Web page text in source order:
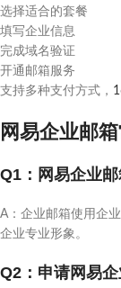
选择适合的套餐
填写企业信息
完成域名验证
开通邮箱服务
支持多种支付方式，
网易企业邮
Q1：网易企业
A：企业邮箱使用企
企业专业形象。
Q2：申请网易